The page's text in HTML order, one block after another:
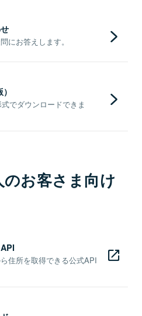
にお答えします。
でダウンロードできま
お客さま向け
住所を取得できる公式API